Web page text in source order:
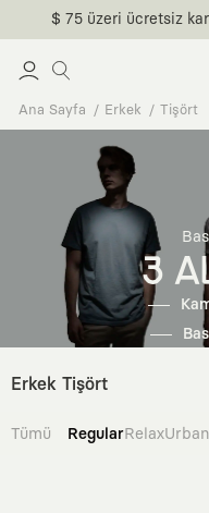
$ 75 üzeri ücretsiz
Ana Sayfa Erkek Tişört
3
Erkek Tişört
Tümü RegularRelaxUrban